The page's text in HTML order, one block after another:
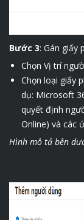
Bước 3: Gán giấy
Chọn Vị trí
Chọn loại giấy
dụ: Microsoft
quyết định
Online) và các
Hình mô tả bên